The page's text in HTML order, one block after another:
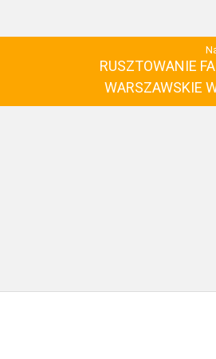
RUSZTOWANIE
WARSZAWSKIE